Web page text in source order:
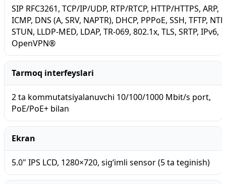
SIP RFC3261, TCP/IP/UDP, RTP/RTCP, HTTP/HTTPS, ARP,
ICMP, DNS (A, SRV, NAPTR), DHCP, PPPoE, SSH, TFTP, NTP,
STUN, LLDP-MED, LDAP, TR-069, 802.1x, TLS, SRTP, IPv6,
OpenVPN®
Tarmoq interfeyslari
2 ta kommutatsiyalanuvchi 10/100/1000 Mbit/s port,
PoE/PoE+ bilan
Ekran
5.0" IPS LCD, 1280×720, sig‘imli sensor (5 ta teginish)